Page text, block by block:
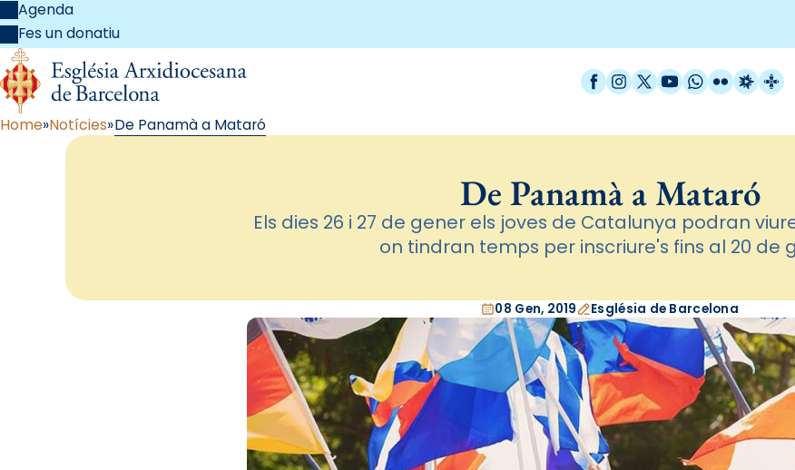
Agenda
Fes un donatiu
Facebook
Instagram
X / Twitter
YouTube
WhatsApp
FlickrRadio
Home Notícies De Panamà a Mataró
De Panamà a Mataró
Els dies 26 i 27 de gener els joves de Catalunya podran
on tindran temps per inscriure's fins al 20 de
08 Gen, 2019 Església de Barcelona